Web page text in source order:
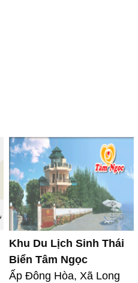
Khu Du Lịch Sinh Thái
Biển Tâm Ngọc
Ấp Đông Hòa, Xã Long